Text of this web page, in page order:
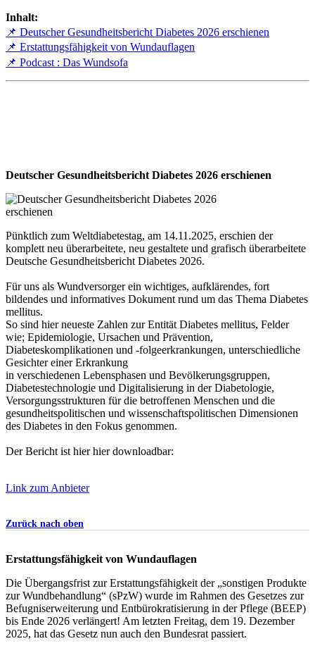
Inhalt:
📌 Deutscher Gesundheitsbericht Diabetes 2026 erschienen
📌 Erstattungsfähigkeit von Wundauflagen
📌 Podcast : Das Wundsofa
Deutscher Gesundheitsbericht Diabetes 2026 erschienen
Pünktlich zum Weltdiabetestag, am 14.11.2025, erschien der
komplett neu überarbeitete, neu gestaltete und grafisch überarbeitete
Deutsche Gesundheitsbericht Diabetes 2026.
Für uns als Wundversorger ein wichtiges, aufklärendes, fort
bildendes und informatives Dokument rund um das Thema Diabetes
mellitus.
So sind hier neueste Zahlen zur Entität Diabetes mellitus, Felder
wie; Epidemiologie, Ursachen und Prävention,
Diabeteskomplikationen und -folgeerkrankungen, unterschiedliche
Gesichter einer Erkrankung
in verschiedenen Lebensphasen und Bevölkerungsgruppen,
Diabetestechnologie und Digitalisierung in der Diabetologie,
Versorgungsstrukturen für die betroffenen Menschen und die
gesundheitspolitischen und wissenschaftspolitischen Dimensionen
des Diabetes in den Fokus genommen.
Der Bericht ist hier hier downloadbar:
Link zum Anbieter
Zurück nach oben
Erstattungsfähigkeit von Wundauflagen
Die Übergangsfrist zur Erstattungsfähigkeit der „sonstigen Produkte
zur Wundbehandlung“ (sPzW) wurde im Rahmen des Gesetzes zur
Befugniserweiterung und Entbürokratisierung in der Pflege (BEEP)
bis Ende 2026 verlängert! Am letzten Freitag, dem 19. Dezember
2025, hat das Gesetz nun auch den Bundesrat passiert.